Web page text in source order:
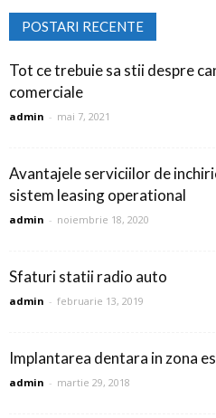
POSTARI RECENTE
Tot ce trebuie sa stii despre
comerciale
admin - mai 7, 2021
Avantajele serviciilor de
sistem leasing operational
admin - noiembrie 18, 2020
Sfaturi statii radio auto
admin - februarie 13, 2019
Implantarea dentara in zona
admin - martie 29, 2018